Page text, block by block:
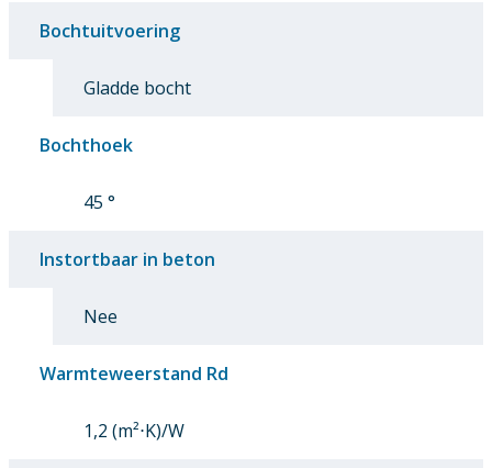
Bochtuitvoering
Gladde bocht
Bochthoek
45 °
Instortbaar in beton
Nee
Warmteweerstand Rd
1,2 (m²⋅K)/W